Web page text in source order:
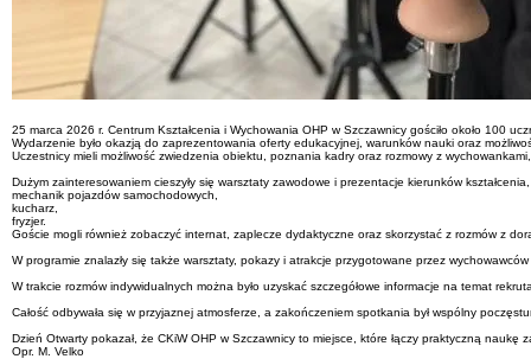
25 marca 2026 r. Centrum Kształcenia i Wychowania OHP w Szczawnicy gościło około 100
Wydarzenie było okazją do zaprezentowania oferty edukacyjnej, warunków nauki oraz
Uczestnicy mieli możliwość zwiedzenia obiektu, poznania kadry oraz rozmowy z
Dużym zainteresowaniem cieszyły się warsztaty zawodowe i prezentacje kierunków
mechanik pojazdów samochodowych,
kucharz,
fryzjer.
Goście mogli również zobaczyć internat, zaplecze dydaktyczne oraz skorzystać z rozmów z
W programie znalazły się także warsztaty, pokazy i atrakcje przygotowane przez
W trakcie rozmów indywidualnych można było uzyskać szczegółowe informacje na temat
Całość odbywała się w przyjaznej atmosferze, a zakończeniem spotkania był wspólny
Dzień Otwarty pokazał, że CKiW OHP w Szczawnicy to miejsce, które łączy praktyczną
Opr. M. Velko